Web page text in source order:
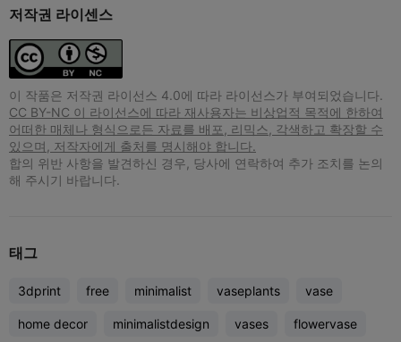
저작권 라이센스
이 작품은 저작권 라이선스 4.0에 따라 라이선스가 부여되었습니다.
CC BY-NC 이 라이선스에 따라 재사용자는 비상업적 목적에 한하여
어떠한 매체나 형식으로든 자료를 배포, 리믹스, 각색하고 확장할 수
있으며, 저작자에게 출처를 명시해야 합니다.
합의 위반 사항을 발견하신 경우, 당사에 연락하여 추가 조치를 논의
해 주시기 바랍니다.
태그
3dprint free minimalist vaseplants vase
home decor minimalistdesign vases flowervase